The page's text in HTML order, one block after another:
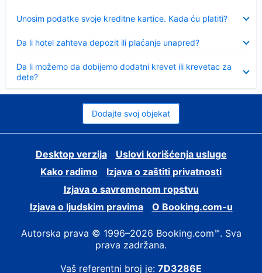
Unosim podatke svoje kreditne kartice. Kada ću platiti?
Da li hotel zahteva depozit ili plaćanje unapred?
Da li možemo da dobijemo dodatni krevet ili krevetac za
dete?
Dodajte svoj objekat
Desktop verzija
Uslovi korišćenja usluge
Kako radimo
Izjava o zaštiti privatnosti
Izjava o savremenom ropstvu
Izjava o ljudskim pravima
О Booking.com-u
Autorska prava © 1996–2026 Booking.com™. Sva
prava zadržana.
Vaš referentni broj je: 7D3286E